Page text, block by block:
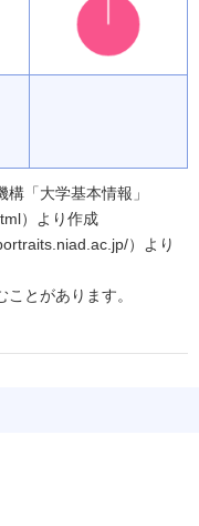
「大学基本情報」
）より作成
）より
とがあります。